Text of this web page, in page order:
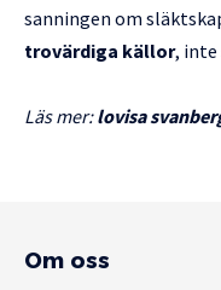
sanningen om
trovärdiga källor, inte
Läs mer:lovisa
Om oss